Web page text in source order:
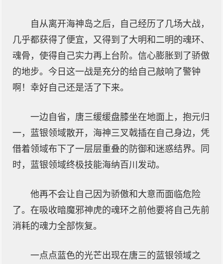
自从离开海神岛之后，自己经历了几场大战，
几乎都获得了便宜，又得到了大明和二明的魂环、
魂骨，使得自己实力再上台阶。信心膨胀到了骄傲
的地步。今日这一战是充分的给自己敲响了警钟
啊！幸好自己还是活了下来。
一边自省，唐三缓缓盘膝坐在地面上，抱元归
一，蓝银领域散开，海神三叉戟插在自己身边，凭
借着领域布下了一层层重叠的防御和迷惑结界。同
时，蓝银领域终极技能海纳百川发动。
他再不会让自己因为骄傲和大意而面临危险
了。在吸收暗魔邪神虎的魂环之前他要将自己先前
消耗的魂力全部恢复。
一点点蓝色的光芒出现在唐三的蓝银领域之